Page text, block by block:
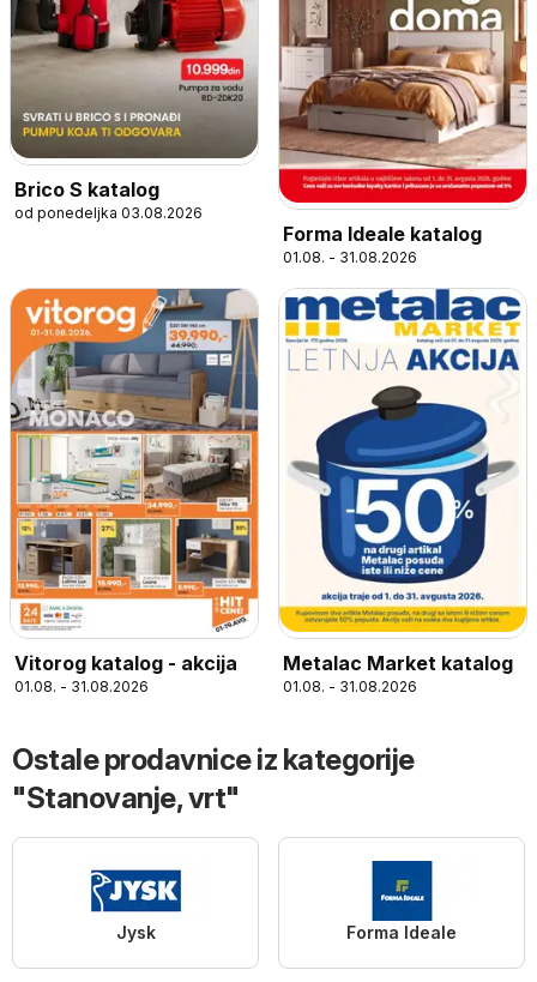
Brico S katalog
od ponedeljka 03.08.2026
Forma Ideale katalog
01.08. - 31.08.2026
Vitorog katalog - akcija
01.08. - 31.08.2026
Metalac Market katalog
01.08. - 31.08.2026
Ostale prodavnice iz kategorije
"Stanovanje, vrt"
Jysk Forma Ideale